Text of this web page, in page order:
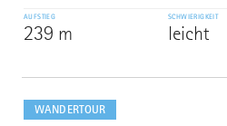
AUFSTIEG
239 m
SCHWIERIGKEIT
leicht
WANDERTOUR
dazu